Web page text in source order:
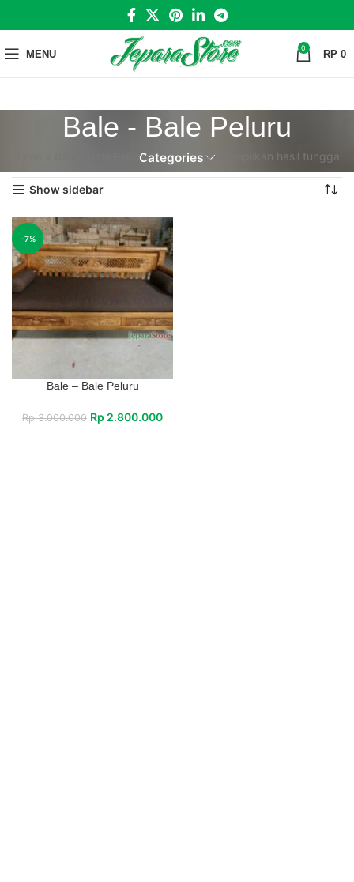
MENU 0 RP 0
Bale - Bale Peluru
Categories
Bale - Bale Peluru Menampilkan hasil tunggal
Show sidebar
-7%
Bale – Bale Peluru
Rp3.000.000 Rp 2.800.000